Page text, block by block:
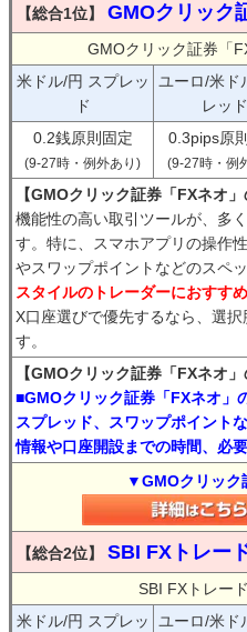
【総合1位】 GMOクリック
GMOクリック証券「
米ドル/円 スプレッ
ド
ユーロ/米ド
レッド
0.2銭原則固定
(9-27時・例外あり)
0.3pips原
(9-27時・例
【GMOクリック証券「FXネオ
機能性の高い取引ツールが、多
す。特に、スマホアプリの操作
やスワップポイントなどのスペ
スタイルのトレーダーにおすす
X口座選びで優先するなら、選
す。
【GMOクリック証券「FXネオ」
■GMOクリック証券「FXネオ」
スプレッド、スワップポイント
情報や口座開設までの時間、必
▼GMOクリック
【総合2位】 SBI FXトレー
SBI FXトレー
米ドル/円 スプレッ
ユーロ/米ド